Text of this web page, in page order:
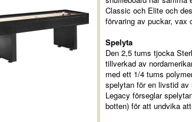
Classic och Elite och
förvaring av puckar, vax
Spelyta
Den 2,5 tums tjocka
tillverkad av
med ett 1/4 tums
spelytan för en livstid av
Legacy förseglar
botten) för att undvika